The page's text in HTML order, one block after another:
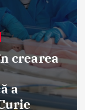
crearea
a